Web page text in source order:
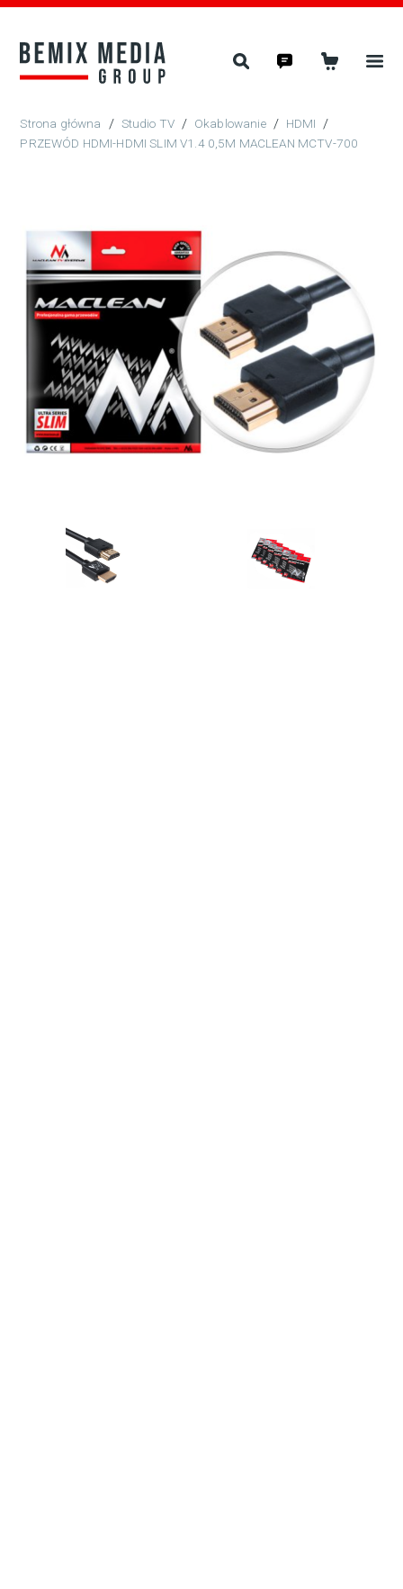
/ Studio TV/ Okablowanie/ HDMI /
PRZEWÓD HDMI-HDMI SLIM V1.4 0,5M MACLEAN MCTV-700